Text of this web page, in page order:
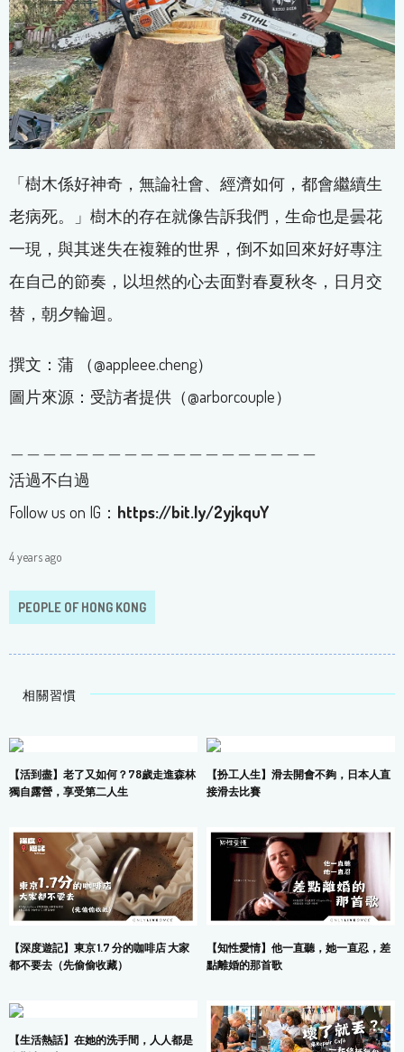
「樹木係好神奇，無論社會、經濟如何，都會繼續生
老病死。」樹木的存在就像告訴我們，生命也是曇花
一現，與其迷失在複雜的世界，倒不如回來好好專注
在自己的節奏，以坦然的心去面對春夏秋冬，日月交
替，朝夕輪迴。
撰文：蒲 （@appleee.cheng）
圖片來源：受訪者提供（@arborcouple）
活過不白過
Follow us on IG： https://bit.ly/2yjkquY
4 years ago
PEOPLE OF HONG KONG
相關習慣
【活到盡】老了又如何？78歲走進森林
獨自露營，享受第二人生
【扮工人生】滑去開會不夠，日本人直
接滑去比賽
【深度遊記】東京 1.7 分的咖啡店 大家
都不要去（先偷偷收藏）
【知性愛情】他一直聽，她一直忍，差
點離婚的那首歌
【生活熱話】在她的洗手間，人人都是